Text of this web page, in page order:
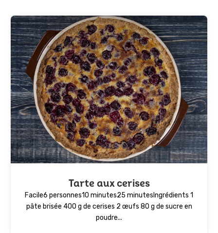
Tarte aux cerises
Facile6 personnes10 minutes25 minutesIngrédients 1
pâte brisée 400 g de cerises 2 œufs 80 g de sucre en
poudre...